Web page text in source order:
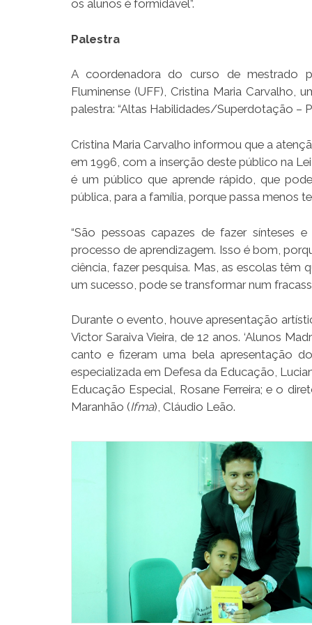
os alunos é formidável”.
Palestra
A coordenadora do curso de mestrado
Fluminense (UFF), Cristina Maria Carvalho,
palestra: “Altas Habilidades/Superdotação –
Cristina Maria Carvalho informou que a
em 1996, com a inserção deste público na
é um público que aprende rápido, que
pública, para a família, porque passa menos
“São pessoas capazes de fazer sínteses
processo de aprendizagem. Isso é bom,
ciência, fazer pesquisa. Mas, as escolas têm
um sucesso, pode se transformar num
Durante o evento, houve apresentação
Victor Saraiva Vieira, de 12 anos. ‘Alunos
canto e fizeram uma bela apresentação
especializada em Defesa da Educação,
Educação Especial, Rosane Ferreira; e o
Maranhão (Ifma), Cláudio Leão.